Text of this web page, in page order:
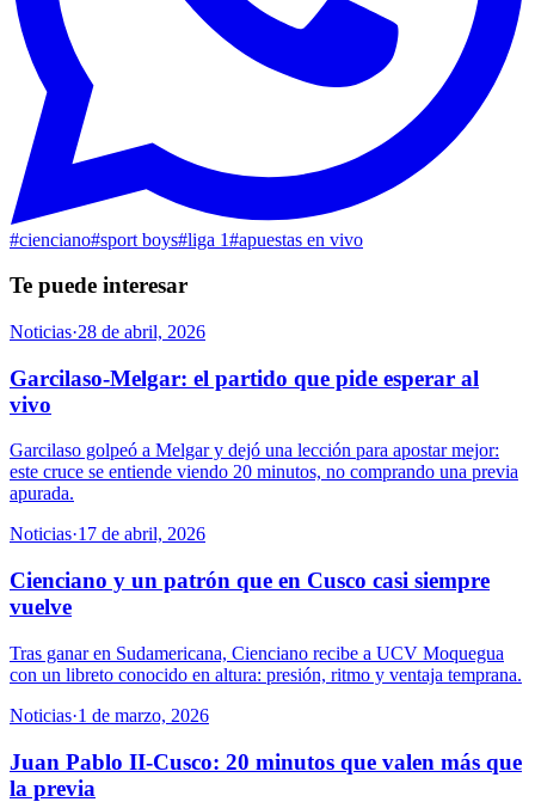
#cienciano#sport boys#liga 1#apuestas en vivo
Te puede interesar
Noticias·28 de abril, 2026
Garcilaso-Melgar: el partido que pide esperar al
vivo
Garcilaso golpeó a Melgar y dejó una lección para apostar mejor:
este cruce se entiende viendo 20 minutos, no comprando una previa
apurada.
Noticias·17 de abril, 2026
Cienciano y un patrón que en Cusco casi siempre
vuelve
Tras ganar en Sudamericana, Cienciano recibe a UCV Moquegua
con un libreto conocido en altura: presión, ritmo y ventaja temprana.
Noticias·1 de marzo, 2026
Juan Pablo II-Cusco: 20 minutos que valen más que
la previa